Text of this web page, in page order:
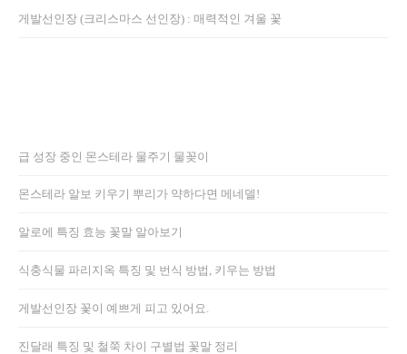
게발선인장 (크리스마스 선인장) : 매력적인 겨울 꽃
급 성장 중인 몬스테라 물주기 물꽂이
몬스테라 알보 키우기 뿌리가 약하다면 메네델!
알로에 특징 효능 꽃말 알아보기
식충식물 파리지옥 특징 및 번식 방법, 키우는 방법
게발선인장 꽃이 예쁘게 피고 있어요.
진달래 특징 및 철쭉 차이 구별법 꽃말 정리